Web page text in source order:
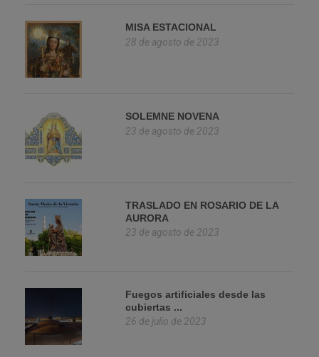
MISA ESTACIONAL
28 de agosto de 2023
SOLEMNE NOVENA
23 de agosto de 2023
TRASLADO EN ROSARIO DE LA
AURORA
23 de agosto de 2023
Fuegos artificiales desde las
cubiertas ...
26 de julio de 2023